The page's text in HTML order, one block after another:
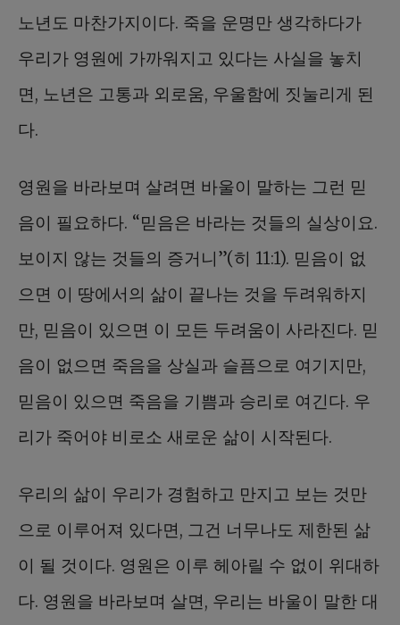
노년도 마찬가지이다. 죽을 운명만 생각하다가
우리가 영원에 가까워지고 있다는 사실을 놓치
면, 노년은 고통과 외로움, 우울함에 짓눌리게 된
다.
영원을 바라보며 살려면 바울이 말하는 그런 믿
음이 필요하다. “믿음은 바라는 것들의 실상이요.
보이지 않는 것들의 증거니”(히 11:1). 믿음이 없
으면 이 땅에서의 삶이 끝나는 것을 두려워하지
만, 믿음이 있으면 이 모든 두려움이 사라진다. 믿
음이 없으면 죽음을 상실과 슬픔으로 여기지만,
믿음이 있으면 죽음을 기쁨과 승리로 여긴다. 우
리가 죽어야 비로소 새로운 삶이 시작된다.
우리의 삶이 우리가 경험하고 만지고 보는 것만
으로 이루어져 있다면, 그건 너무나도 제한된 삶
이 될 것이다. 영원은 이루 헤아릴 수 없이 위대하
다. 영원을 바라보며 살면, 우리는 바울이 말한 대